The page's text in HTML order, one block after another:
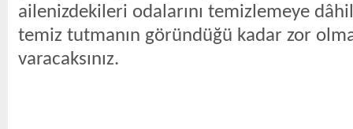
ailenizdekileri odalarını temizlemeye
temiz tutmanın göründüğü kadar zor
varacaksınız.